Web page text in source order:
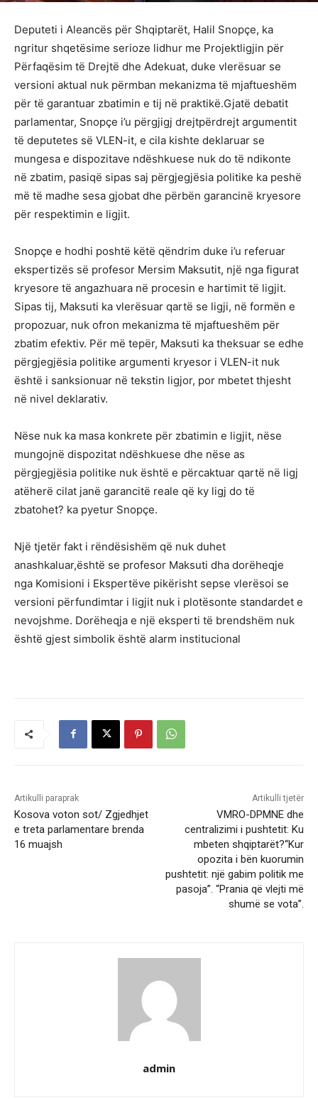
Deputeti i Aleancës për Shqiptarët, Halil Snopçe, ka
ngritur shqetësime serioze lidhur me Projektligjin për
Përfaqësim të Drejtë dhe Adekuat, duke vlerësuar se
versioni aktual nuk përmban mekanizma të mjaftueshëm
për të garantuar zbatimin e tij në praktikë.Gjatë debatit
parlamentar, Snopçe i’u përgjigj drejtpërdrejt argumentit
të deputetes së VLEN-it, e cila kishte deklaruar se
mungesa e dispozitave ndëshkuese nuk do të ndikonte
në zbatim, pasiqë sipas saj përgjegjësia politike ka peshë
më të madhe sesa gjobat dhe përbën garancinë kryesore
për respektimin e ligjit.
Snopçe e hodhi poshtë këtë qëndrim duke i’u referuar
ekspertizës së profesor Mersim Maksutit, një nga figurat
kryesore të angazhuara në procesin e hartimit të ligjit.
Sipas tij, Maksuti ka vlerësuar qartë se ligji, në formën e
propozuar, nuk ofron mekanizma të mjaftueshëm për
zbatim efektiv. Për më tepër, Maksuti ka theksuar se edhe
përgjegjësia politike argumenti kryesor i VLEN-it nuk
është i sanksionuar në tekstin ligjor, por mbetet thjesht
në nivel deklarativ.
Nëse nuk ka masa konkrete për zbatimin e ligjit, nëse
mungojnë dispozitat ndëshkuese dhe nëse as
përgjegjësia politike nuk është e përcaktuar qartë në ligj
atëherë cilat janë garancitë reale që ky ligj do të
zbatohet? ka pyetur Snopçe.
Një tjetër fakt i rëndësishëm që nuk duhet
anashkaluar,është se profesor Maksuti dha dorëheqje
nga Komisioni i Ekspertëve pikërisht sepse vlerësoi se
versioni përfundimtar i ligjit nuk i plotësonte standardet e
nevojshme. Dorëheqja e një eksperti të brendshëm nuk
është gjest simbolik është alarm institucional
Artikulli paraprak
Kosova voton sot/ Zgjedhjet
e treta parlamentare brenda
16 muajsh
Artikulli tjetër
VMRO-DPMNE dhe
centralizimi i pushtetit: Ku
mbeten shqiptarët?“Kur
opozita i bën kuorumin
pushtetit: një gabim politik me
pasoja”. “Prania që vlejti më
shumë se vota”.
admin